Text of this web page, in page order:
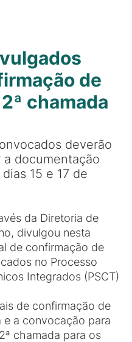
de
chamada
deverão
a documentação
15 e 17 de
da Diretoria de
divulgou nesta
de confirmação de
no Processo
Integrados (PSCT)
de confirmação de
e a convocação para
chamada para os